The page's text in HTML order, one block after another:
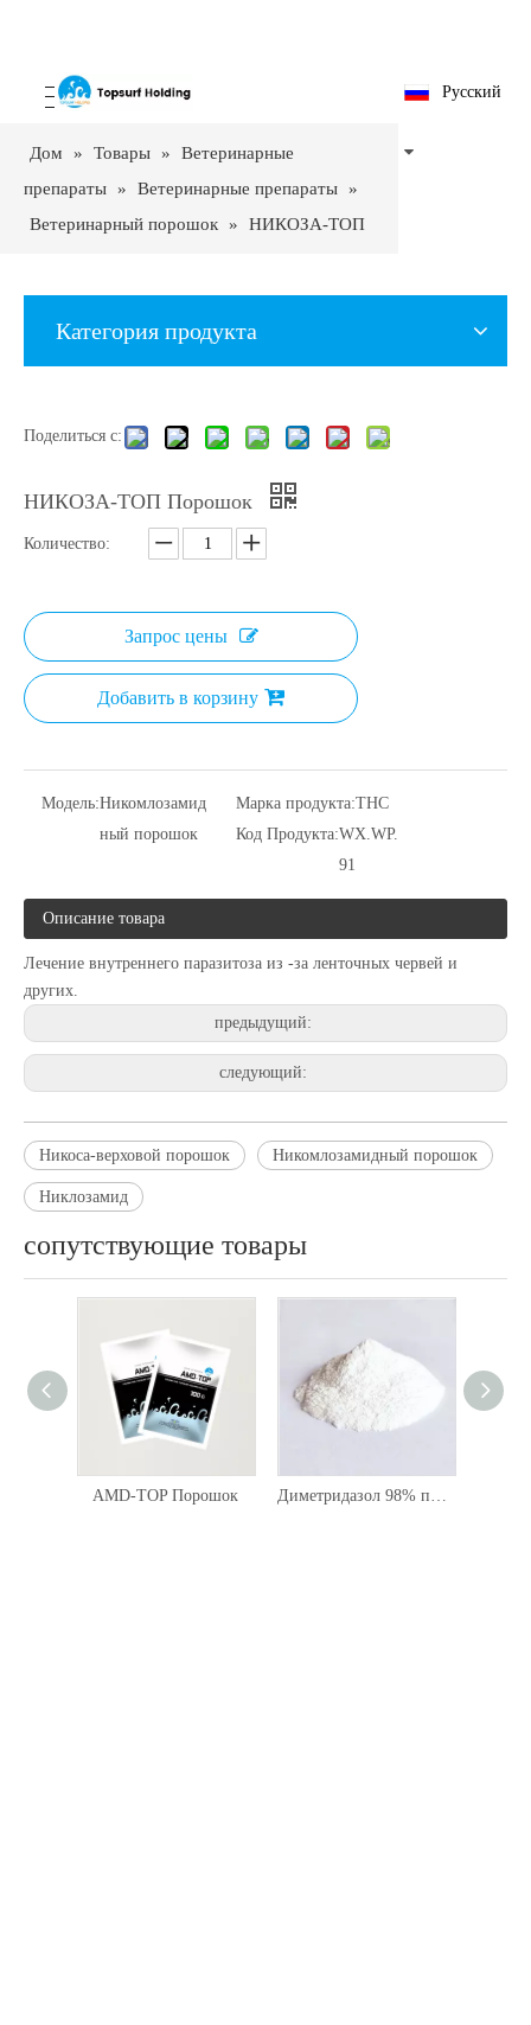
Pусский
Дом » Товары »
Ветеринарные
препараты » Ветеринарные препараты »
Ветеринарный порошок »
НИКОЗА-ТОП
Категория продукта
Поделиться с:
НИКОЗА-ТОП Порошок
Количество:
Запрос цены
Добавить в корзину
Модель:Никомлозамид
ный порошок
Марка продукта:THC
Код Продукта:WX.WP.
91
Описание товара
Лечение внутреннего паразитоза из -за ленточных червей и
других.
предыдущий:
следующий:
Никоса-верховой порошок Никомлозамидный порошок
Никлозамид
сопутствующие товары
AMD-TOP Порошок Диметридазол 98% порошок